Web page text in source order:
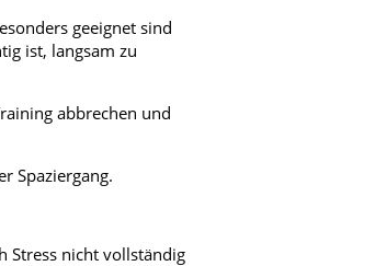
geeignet sind
ist, langsam zu
abbrechen und
Spaziergang.
Stress nicht vollständig